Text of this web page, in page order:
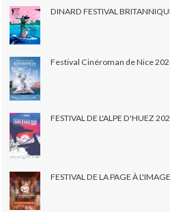
DINARD FESTIVAL
Festival Cinéroman de Nice
FESTIVAL DE L'ALPE D'HUEZ
FESTIVAL DE LA PAGE À